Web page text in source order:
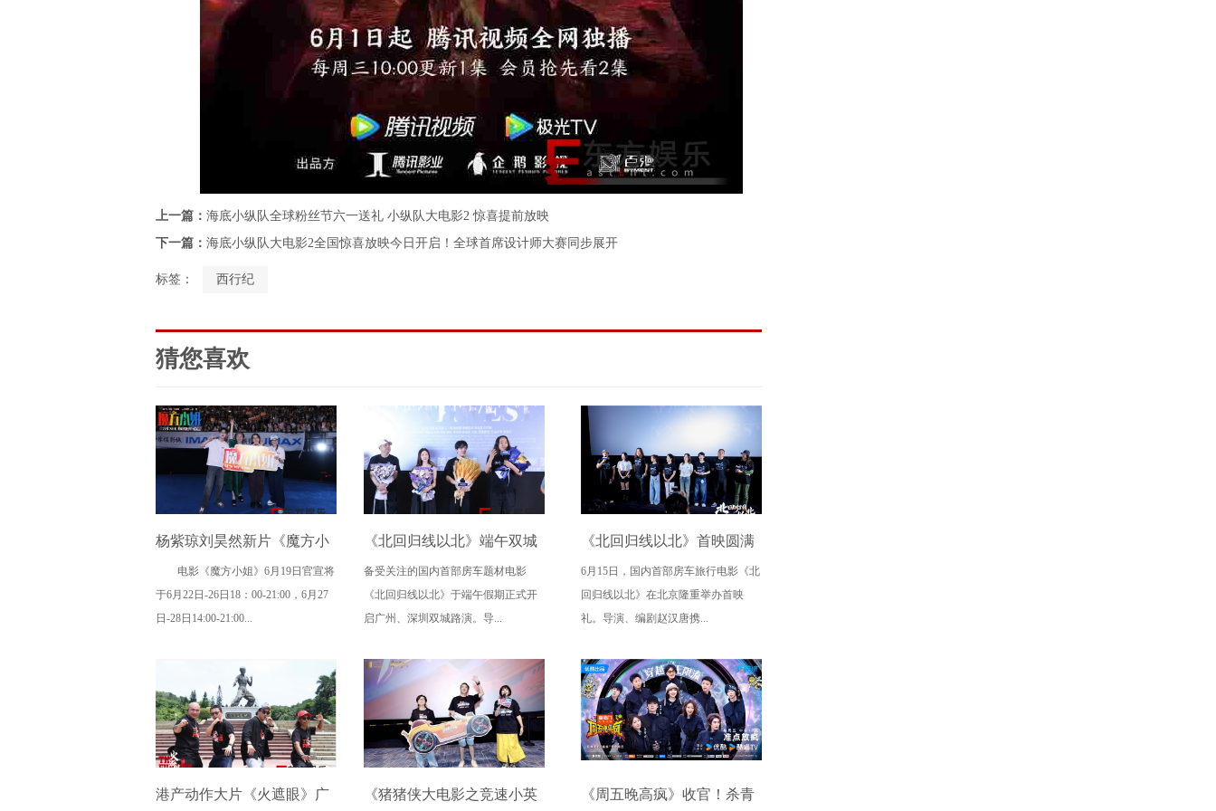
上一篇： 海底小纵队全球粉丝节六一送礼 小纵队大电影2 惊喜提前放映
下一篇： 海底小纵队大电影2全国惊喜放映今日开启！全球首席设计师大赛同步展开
标签： 西行纪
猜您喜欢
杨紫琼刘昊然新片《魔方小
姐》二轮点映高燃开启 打破
年龄偏见重塑无限可能
电影《魔方小姐》6月19日官宣将
于6月22日-26日18：00-21:00，6月27
日-28日14:00-21:00...
《北回归线以北》端午双城
路演，定档6月26日奔赴山海
备受关注的国内首部房车题材电影
《北回归线以北》于端午假期正式开
启广州、深圳双城路演。导...
《北回归线以北》首映圆满
落幕 房车旅途解锁人生百态
6月15日，国内首部房车旅行电影《北
回归线以北》在北京隆重举办首映
礼。导演、编剧赵汉唐携...
港产动作大片《火遮眼》广 《猪猪侠大电影之竞速小英 《周五晚高疯》收官！杀青